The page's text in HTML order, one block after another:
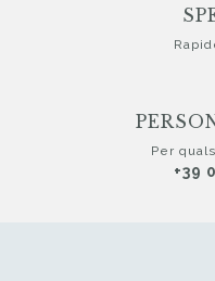
Per
+39